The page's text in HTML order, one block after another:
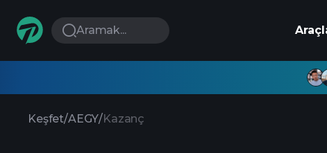
Aramak...
Keşfet/AEGY/Kazanç